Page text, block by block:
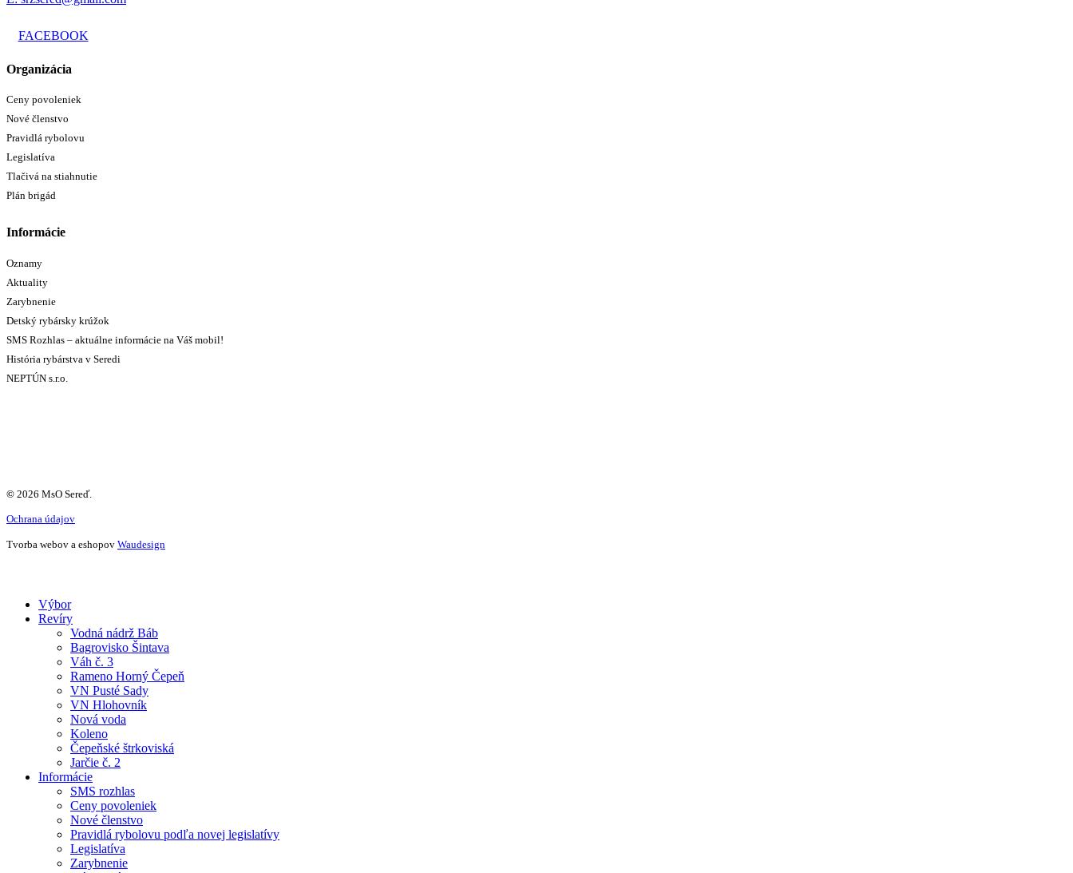
FACEBOOK
Organizácia
Ceny povoleniek
Nové členstvo
Pravidlá rybolovu
Legislatíva
Tlačivá na stiahnutie
Plán brigád
Informácie
Oznamy
Aktuality
Zarybnenie
Detský rybársky krúžok
SMS Rozhlas – aktuálne informácie na Váš mobil!
História rybárstva v Seredi
NEPTÚN s.r.o.
© 2026 MsO Sereď.
Ochrana údajov
Tvorba webov a eshopov Waudesign
Close
Menu
Výbor
Revíry
Vodná nádrž Báb
Bagrovisko Šintava
Váh č. 3
Rameno Horný Čepeň
VN Pusté Sady
VN Hlohovník
Nová voda
Koleno
Čepeňské štrkoviská
Jarčie č. 2
Informácie
SMS rozhlas
Ceny povoleniek
Nové členstvo
Pravidlá rybolovu podľa novej legislatívy
Legislatíva
Zarybnenie